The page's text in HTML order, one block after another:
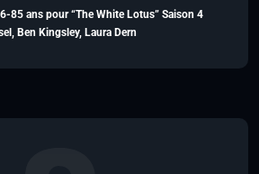
85 ans pour “The White Lotus” Saison 4
Ben Kingsley, Laura Dern